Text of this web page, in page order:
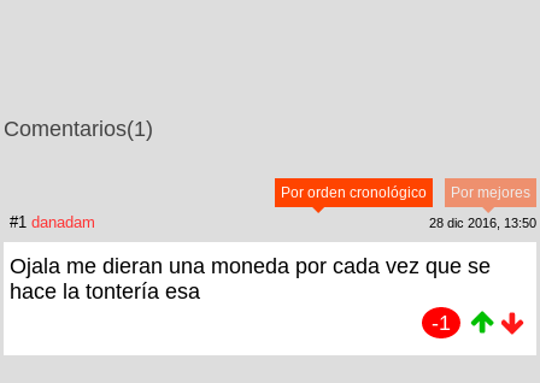
Comentarios(1)
Por mejores
Por orden cronológico
#1 danadam 28 dic 2016, 13:50
Ojala me dieran una moneda por cada vez que se
hace la tontería esa
-1